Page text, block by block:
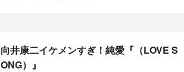
向井康二イケメンすぎ！純愛『（LOVE S
ONG）』